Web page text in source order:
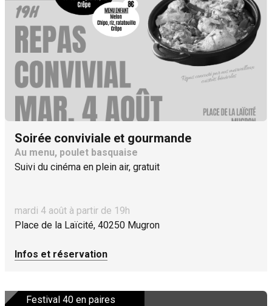
Soirée conviviale et gourmande
Au menu, poulet basquaise
Suivi du cinéma en plein air, gratuit
mardi 4 août à partir de 19h
Place de la Laïcité, 40250 Mugron
Infos et réservation
Festival 40 en paires